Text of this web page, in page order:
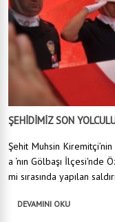
ŞEHİDİMİZ SON
Şehit Muhsin
a ‘nın Gölbaşı İlçesi'nde
mi sırasında yapılan
DEVAMINI OKU